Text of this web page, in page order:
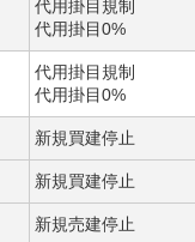
代用掛目規制
代用掛目0%
代用掛目規制
代用掛目0%
新規買建停止
新規買建停止
新規売建停止